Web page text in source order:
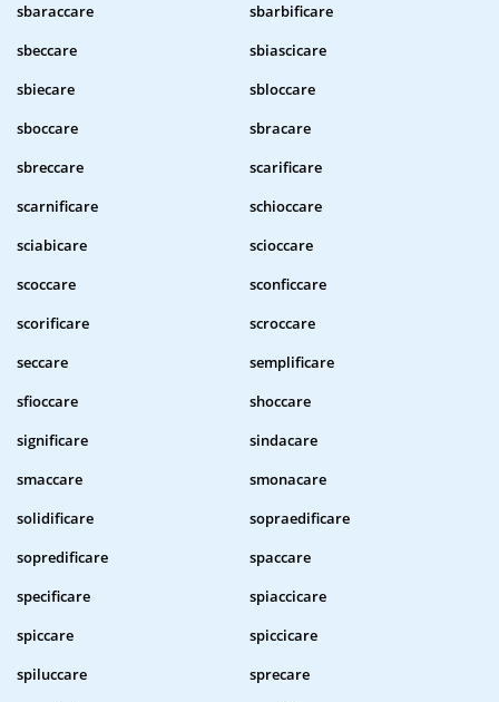
sbaraccare
sbarbificare
sbeccare
sbiascicare
sbiecare
sbloccare
sboccare
sbracare
sbreccare
scarificare
scarnificare
schioccare
sciabicare
scioccare
scoccare
sconficcare
scorificare
scroccare
seccare
semplificare
sfioccare
shoccare
significare
sindacare
smaccare
smonacare
solidificare
sopraedificare
sopredificare
spaccare
specificare
spiaccicare
spiccare
spiccicare
spiluccare
sprecare